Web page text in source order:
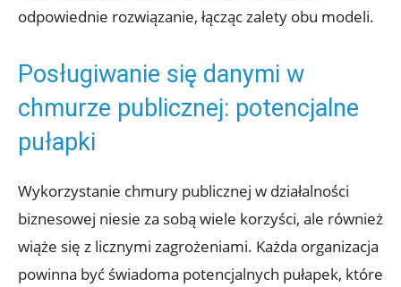
⁢odpowiednie‍ rozwiązanie, łącząc zalety obu modeli.
Posługiwanie się danymi w
chmurze publicznej: potencjalne
pułapki
Wykorzystanie​ chmury publicznej w działalności
biznesowej‌ niesie ​za sobą wiele korzyści, ale ‍również
wiąże się z licznymi zagrożeniami. ⁣Każda organizacja⁤
powinna być świadoma potencjalnych‌ pułapek, które